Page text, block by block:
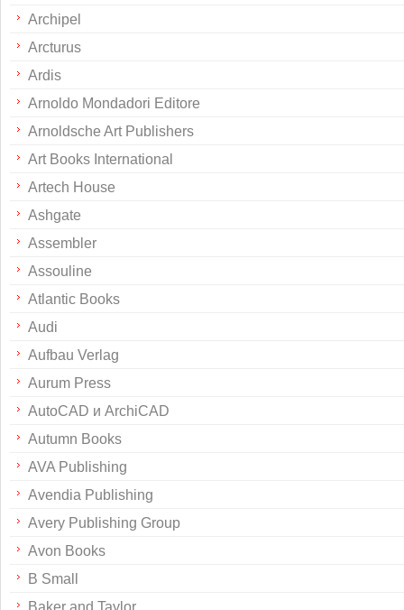
Archipel
Arcturus
Ardis
Arnoldo Mondadori Editore
Arnoldsche Art Publishers
Art Books International
Artech House
Ashgate
Assembler
Assouline
Atlantic Books
Audi
Aufbau Verlag
Aurum Press
AutoCAD и ArchiCAD
Autumn Books
AVA Publishing
Avendia Publishing
Avery Publishing Group
Avon Books
B Small
Baker and Taylor